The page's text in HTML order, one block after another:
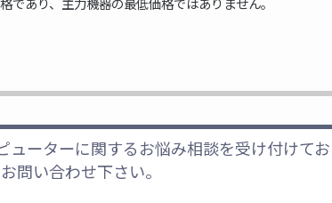
ューターに関するお悩み相談を受け付けてお
問い合わせ下さい。